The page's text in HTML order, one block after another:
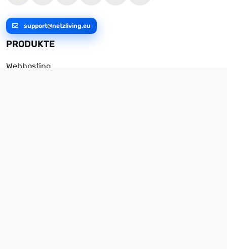
support@netzliving.eu
PRODUKTE
Webhosting